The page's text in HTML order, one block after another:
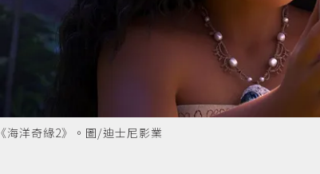
《海洋奇緣2》。圖/迪士尼影業